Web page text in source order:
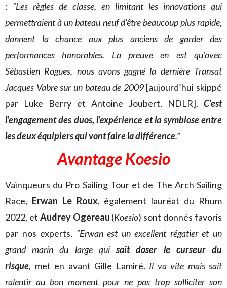
: “Les règles de classe, en limitant les innovations qui
permettraient à un bateau neuf d’être beaucoup plus rapide,
donnent la chance aux plus anciens de garder des
performances honorables. La preuve en est qu’avec
Sébastien Rogues, nous avons gagné la dernière Transat
Jacques Vabre sur un bateau de 2009[aujourd’hui skippé
par Luke Berry et Antoine Joubert, NDLR]. C’est
l’engagement des duos, l’expérience et la symbiose entre
les deux équipiers qui vont faire la différence.”
Avantage Koesio
Vainqueurs du Pro Sailing Tour et de The Arch Sailing
Race, Erwan Le Roux, également lauréat du Rhum
2022, et Audrey Ogereau (Koesio) sont donnés favoris
par nos experts. “Erwan est un excellent régatier et un
grand marin du large quisait doser le curseur du
risque, met en avant Gille Lamiré. Il va vite mais sait
ralentir au bon moment pour ne pas trop solliciter son